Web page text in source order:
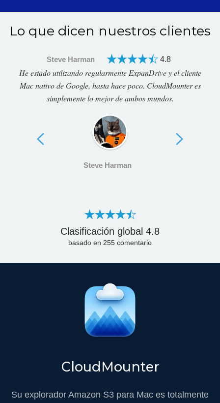
Lo que dicen nuestros clientes
Steve Harman 4.8
He estado utilizando regularmente ExpanDrive y el cliente
Mac nativo de Google, hasta hace poco. CloudMounter es
simplemente lo mejor de ambos mundos.
Steve Harman
Clasificación global 4.8
basado en 255 comentario
CloudMounter
Su explorador Amazon S3 para Mac es totalmente